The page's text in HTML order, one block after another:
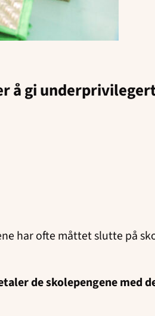
å gi
har ofte måttet slutte på
de skolepengene med